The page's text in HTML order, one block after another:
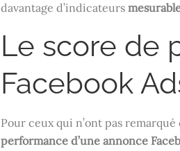
davantage d’indicateurs
Le score de
Facebook
Pour ceux qui n’ont pas
performance d’une annonce